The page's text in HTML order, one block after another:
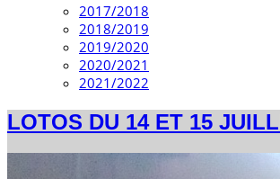
2017/2018
2018/2019
2019/2020
2020/2021
2021/2022
LOTOS DU 14 ET 15